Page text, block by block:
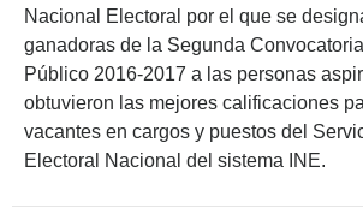
Nacional Electoral por el que se
ganadoras de la Segunda
Público 2016-2017 a las personas
obtuvieron las mejores calificaciones
vacantes en cargos y puestos del
Electoral Nacional del sistema INE.